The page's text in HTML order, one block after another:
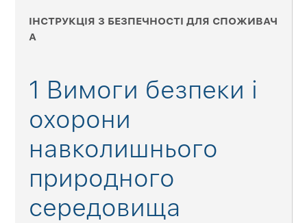
ІНСТРУКЦІЯ З БЕЗПЕЧНОСТІ ДЛЯ СПОЖИВАЧ
А
1 Вимоги безпеки і
охорони
навколишнього
природного
середовища